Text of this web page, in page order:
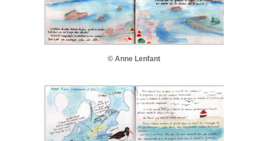
© Anne Lenfant